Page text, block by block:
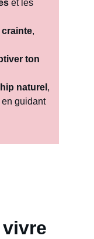
et les
crainte,
ton
naturel ,
en guidant